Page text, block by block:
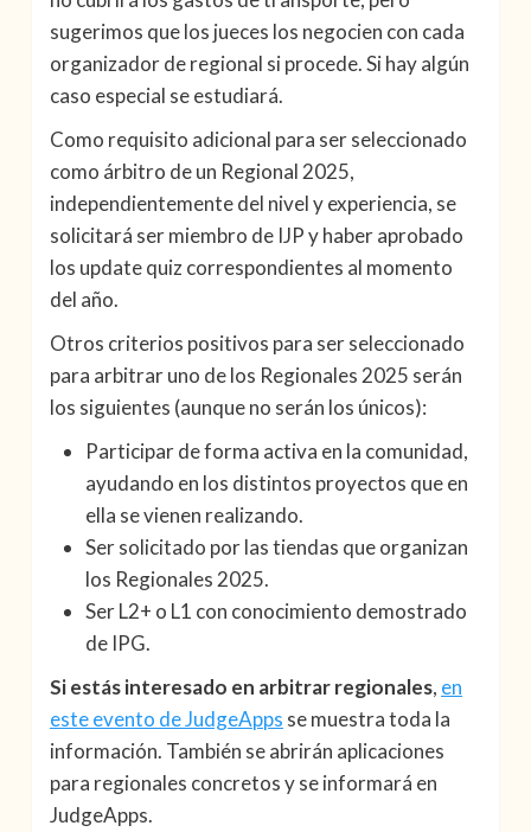
sugerimos que los jueces los negocien con cada
organizador de regional si procede. Si hay algún
caso especial se estudiará.
Como requisito adicional para ser seleccionado
como árbitro de un Regional 2025,
independientemente del nivel y experiencia, se
solicitará ser miembro de IJP y haber aprobado
los update quiz correspondientes al momento
del año.
Otros criterios positivos para ser seleccionado
para arbitrar uno de los Regionales 2025 serán
los siguientes (aunque no serán los únicos):
Participar de forma activa en la comunidad,
ayudando en los distintos proyectos que en
ella se vienen realizando.
Ser solicitado por las tiendas que organizan
los Regionales 2025.
Ser L2+ o L1 con conocimiento demostrado
de IPG.
Si estás interesado en arbitrar regionales, en
este evento de JudgeApps se muestra toda la
información. También se abrirán aplicaciones
para regionales concretos y se informará en
JudgeApps.